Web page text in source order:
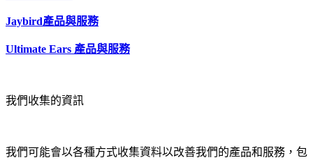
Jaybird產品與服務
Ultimate Ears 產品與服務
我們收集的資訊
我們可能會以各種方式收集資料以改善我們的產品和服務，包